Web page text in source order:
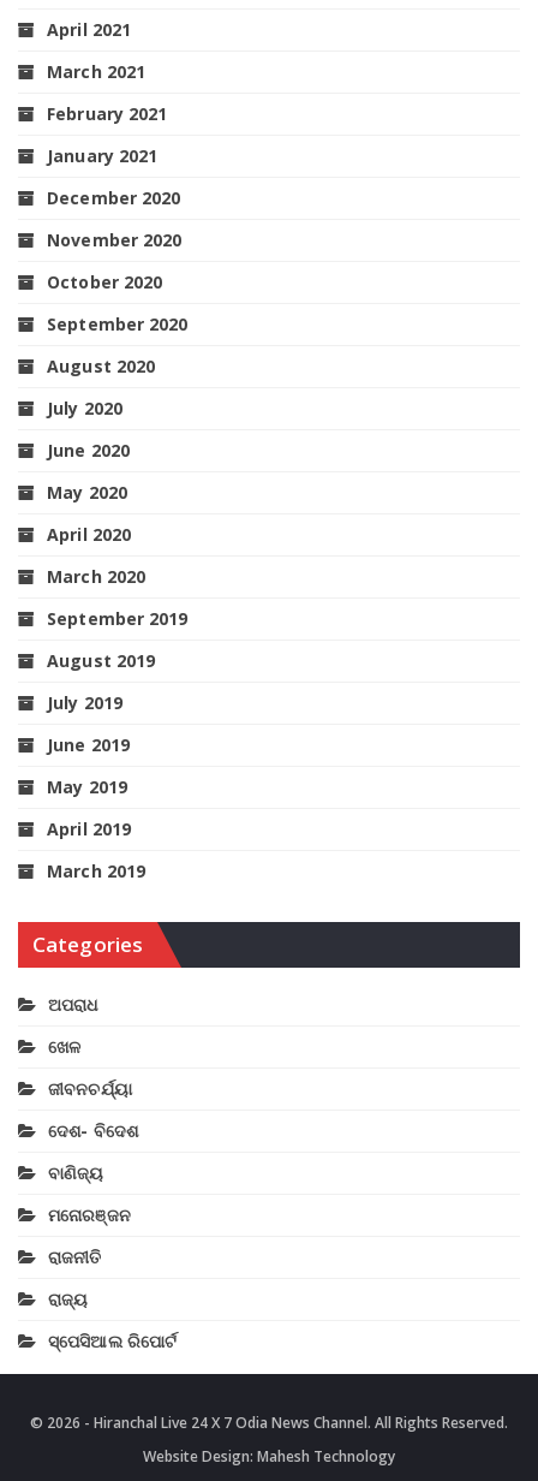
April 2021
March 2021
February 2021
January 2021
December 2020
November 2020
October 2020
September 2020
August 2020
July 2020
June 2020
May 2020
April 2020
March 2020
September 2019
August 2019
July 2019
June 2019
May 2019
April 2019
March 2019
Categories
ଅପରାଧ
ଖେଳ
ଜୀବନଚର୍ଯ୍ୟା
ଦେଶ- ବିଦେଶ
ବାଣିଜ୍ୟ
ମନୋରଞ୍ଜନ
ରାଜନୀତି
ରାଜ୍ୟ
ସ୍ପେସିଆଲ ରିପୋର୍ଟ
© 2026 - Hiranchal Live 24 X 7 Odia News Channel. All Rights Reserved.
Website Design: Mahesh Technology